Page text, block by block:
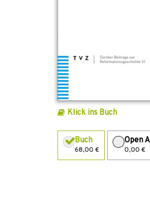
Klick ins Buch
Buch
68,00 €
Open
0,00 €